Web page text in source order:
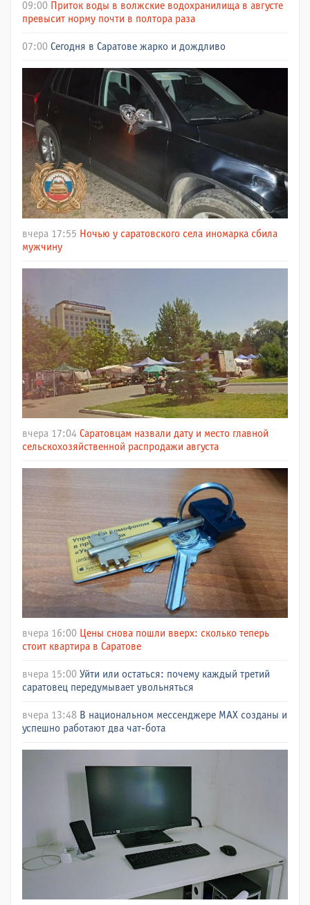
09:00 Приток воды в волжские водохранилища в августе
превысит норму почти в полтора раза
07:00 Сегодня в Саратове жарко и дождливо
вчера 17:55 Ночью у саратовского села иномарка сбила
мужчину
вчера 17:04 Саратовцам назвали дату и место главной
сельскохозяйственной распродажи августа
вчера 16:00 Цены снова пошли вверх: сколько теперь
стоит квартира в Саратове
вчера 15:00 Уйти или остаться: почему каждый третий
саратовец передумывает увольняться
вчера 13:48 В национальном мессенджере МАХ созданы и
успешно работают два чат-бота